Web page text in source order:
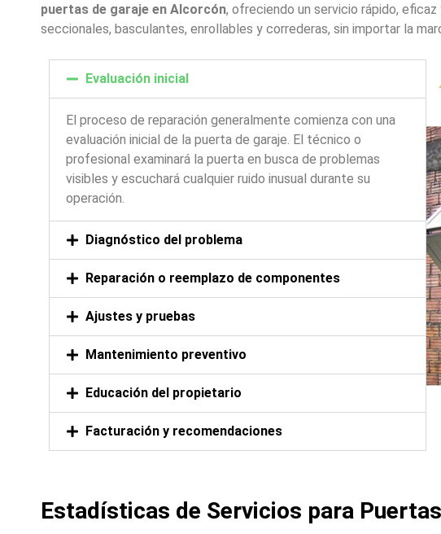
puertas de garaje en Alcorcón, ofreciendo un servicio rápido,
seccionales, basculantes, enrollables y correderas, sin importar la
Evaluación inicial
El proceso de reparación generalmente comienza con una
evaluación inicial de la puerta de garaje. El técnico o
profesional examinará la puerta en busca de problemas
visibles y escuchará cualquier ruido inusual durante su
operación.
Diagnóstico del problema
Reparación o reemplazo de componentes
Ajustes y pruebas
Mantenimiento preventivo
Educación del propietario
Facturación y recomendaciones
Estadísticas de Servicios para